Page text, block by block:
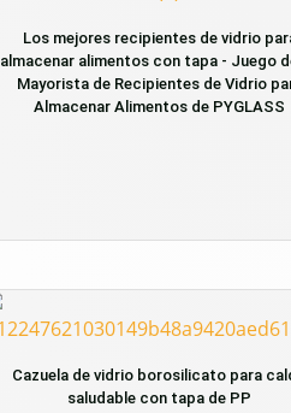
Los mejores recipientes de vidrio
almacenar alimentos con tapa - Juego
Mayorista de Recipientes de Vidrio
Almacenar Alimentos de PYGLASS
Cazuela de vidrio borosilicato para
saludable con tapa de PP